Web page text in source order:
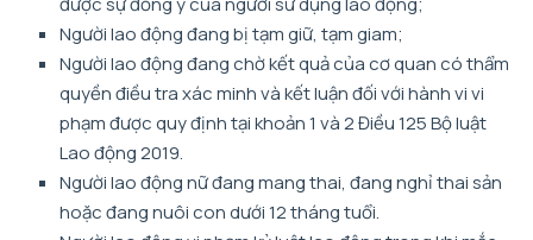
Người lao động đang bị tạm giữ, tạm giam;
Người lao động đang chờ kết quả của cơ quan có thẩm
quyền điều tra xác minh và kết luận đối với hành vi vi
phạm được quy định tại khoản 1 và 2 Điều 125 Bộ luật
Lao động 2019.
Người lao động nữ đang mang thai, đang nghỉ thai sản
hoặc đang nuôi con dưới 12 tháng tuổi.